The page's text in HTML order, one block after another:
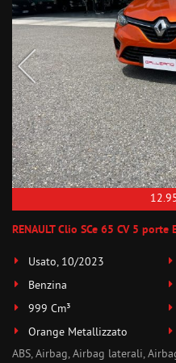
RENAULT Clio SCe 65 CV 5 porte
Usato, 10/2023
Benzina
999 Cm³
Orange Metallizzato
ABS, Airbag, Airbag laterali,